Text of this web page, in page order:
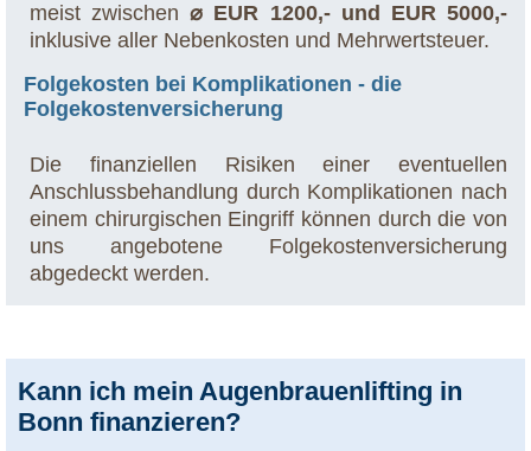
meist zwischen⌀ EUR 1200,- und EUR 5000,-
inklusive aller Nebenkosten und Mehrwertsteuer.
Folgekosten bei Komplikationen - die
Folgekostenversicherung
Die finanziellen Risiken einer eventuellen
Anschlussbehandlung durch Komplikationen nach
einem chirurgischen Eingriff können durch die von
uns angebotene Folgekostenversicherung
abgedeckt werden.
Kann ich mein Augenbrauenlifting in
Bonn finanzieren?